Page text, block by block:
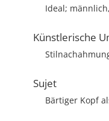
Ideal;
Künstlerische
Sujet
Bärtiger Kopf